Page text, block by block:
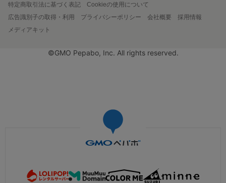
特定商取引法に基づく表記
Cookieの使用について
広告識別子の取得・利用
プライバシーポリシー 会社概要
採用情報
メディアキット
©GMO Pepabo, Inc. All rights reserved.